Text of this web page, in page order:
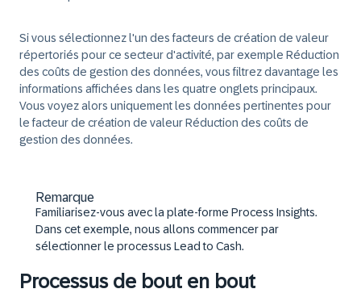
Si vous sélectionnez l'un des facteurs de création de valeur
répertoriés pour ce secteur d'activité, par exemple Réduction
des coûts de gestion des données, vous filtrez davantage les
informations affichées dans les quatre onglets principaux.
Vous voyez alors uniquement les données pertinentes pour
le facteur de création de valeur Réduction des coûts de
gestion des données.
Remarque
Familiarisez-vous avec la plate-forme Process Insights.
Dans cet exemple, nous allons commencer par
sélectionner le processus Lead to Cash.
Processus de bout en bout